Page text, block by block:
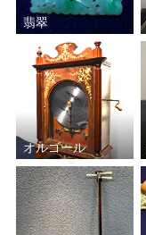
翡翠
オルゴール